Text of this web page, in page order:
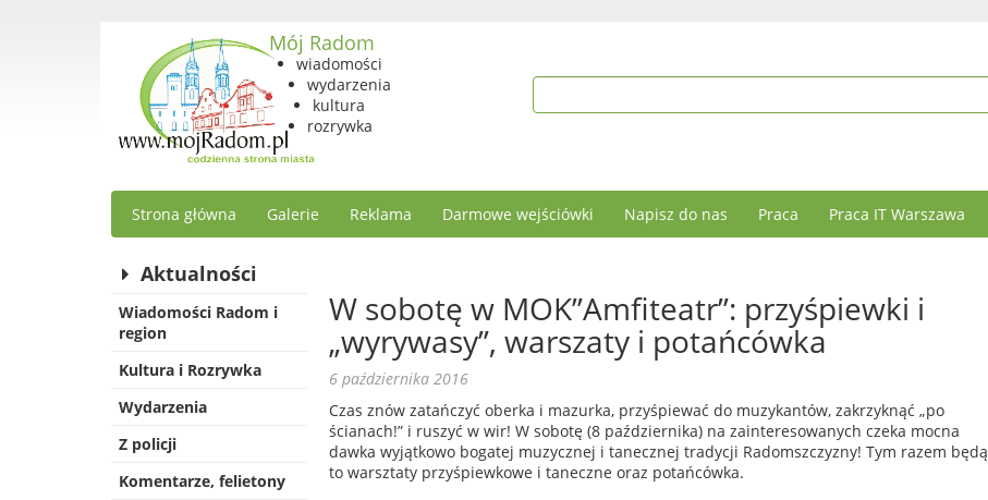
Mój Radom
wiadomości
wydarzenia
kultura
rozrywka
Strona główna Galerie Reklama Darmowe wejściówki Napisz do nas Praca Praca IT Warszawa
Aktualności
Wiadomości Radom i
region
Kultura i Rozrywka
Wydarzenia
Z policji
Komentarze, felietony
W sobotę w MOK”Amfiteatr”: przyśpiewki i
„wyrywasy”, warszaty i potańcówka
6 października 2016
Czas znów zatańczyć oberka i mazurka, przyśpiewać do muzykantów, zakrzyknąć „po
ścianach!” i ruszyć w wir! W sobotę (8 października) na zainteresowanych czeka mocna
dawka wyjątkowo bogatej muzycznej i tanecznej tradycji Radomszczyzny! Tym razem będą
to warsztaty przyśpiewkowe i taneczne oraz potańcówka.